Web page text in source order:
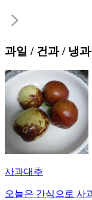
과일 / 건과 / 냉과
사과대추
오늘은 간식으로 사